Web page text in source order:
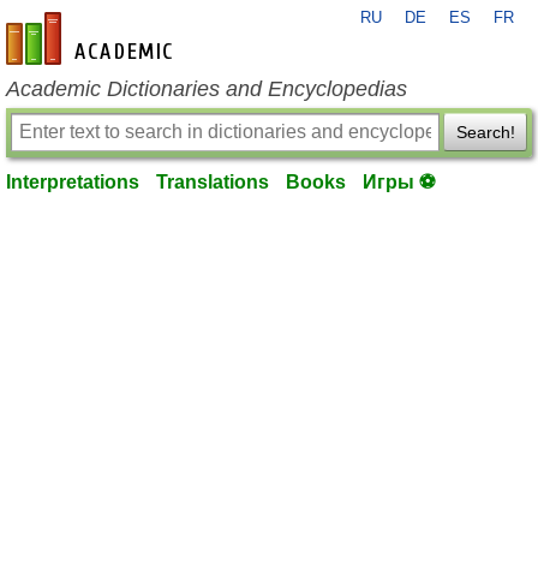
en-academic.com
RU DE ES FR
Academic Dictionaries and Encyclopedias
Search!
Interpretations Translations Books Игры ⚽